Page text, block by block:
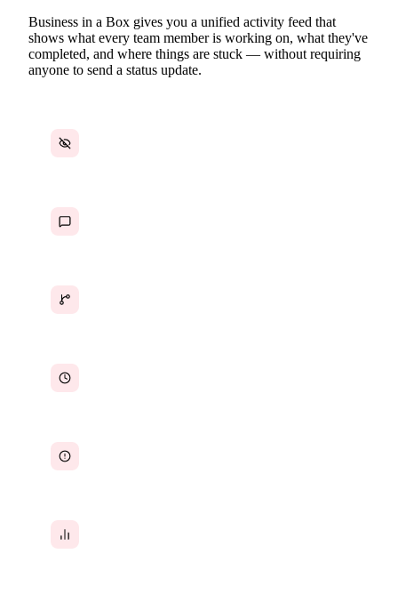
Business in a Box gives you a unified activity feed that
shows what every team member is working on, what they've
completed, and where things are stuck — without requiring
anyone to send a status update.